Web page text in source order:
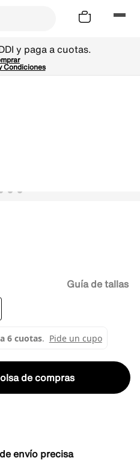
y paga a cuotas.
Condiciones
Guía de tallas
de compras
envío precisa